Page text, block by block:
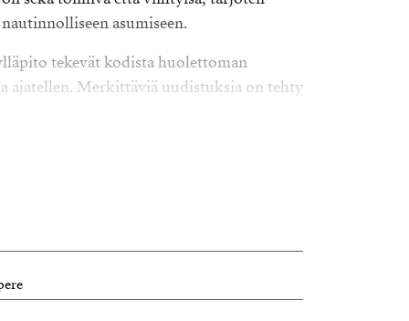
asumiseen.
tekevät kodista huolettoman
ajatellen. Merkittäviä uudistuksia on tehty
kuntokartoitettu, mikä tuo ostajalle
ja viihtyisyys: tilat jakautuvat
Tunnelmaa luovat muun
kodikas sisustus. Jokainen
– alue on tunnettu arvostetusta